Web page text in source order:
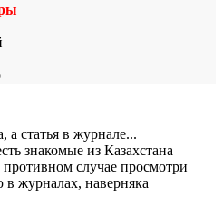
а статья в журнале...
знакомые из Казахстана
случае просмотри
журналах, наверняка